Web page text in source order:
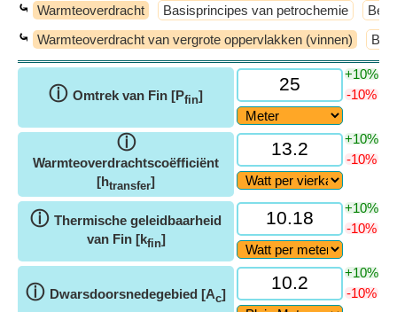
⤿ Warmteoverdracht Basisprincipes van petrochemie
⤿ Warmteoverdracht van vergrote oppervlakken (vinnen)
ⓘ Omtrek van Fin [Pfin]
+10%
-10%
ⓘ
Warmteoverdrachtscoëfficiënt
[htransfer]
+10%
-10%
ⓘ Thermische geleidbaarheid
van Fin [kfin]
+10%
-10%
ⓘ Dwarsdoorsnedegebied [Ac]
+10%
-10%